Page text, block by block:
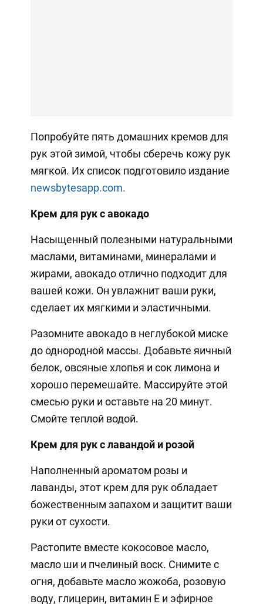
Попробуйте пять домашних кремов для
рук этой зимой, чтобы сберечь кожу рук
мягкой. Их список подготовило издание
newsbytesapp.com.
Крем для рук с авокадо
Насыщенный полезными натуральными
маслами, витаминами, минералами и
жирами, авокадо отлично подходит для
вашей кожи. Он увлажнит ваши руки,
сделает их мягкими и эластичными.
Разомните авокадо в неглубокой миске
до однородной массы. Добавьте яичный
белок, овсяные хлопья и сок лимона и
хорошо перемешайте. Массируйте этой
смесью руки и оставьте на 20 минут.
Смойте теплой водой.
Крем для рук с лавандой и розой
Наполненный ароматом розы и
лаванды, этот крем для рук обладает
божественным запахом и защитит ваши
руки от сухости.
Растопите вместе кокосовое масло,
масло ши и пчелиный воск. Снимите с
огня, добавьте масло жожоба, розовую
воду, глицерин, витамин Е и эфирное